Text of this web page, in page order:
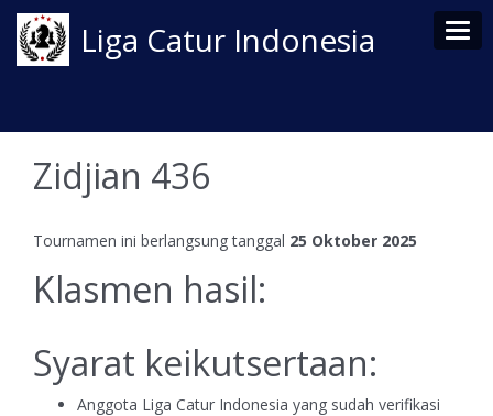
Liga Catur Indonesia
Zidjian 436
Tournamen ini berlangsung tanggal 25 Oktober 2025
Klasmen hasil:
Syarat keikutsertaan:
Anggota Liga Catur Indonesia yang sudah verifikasi